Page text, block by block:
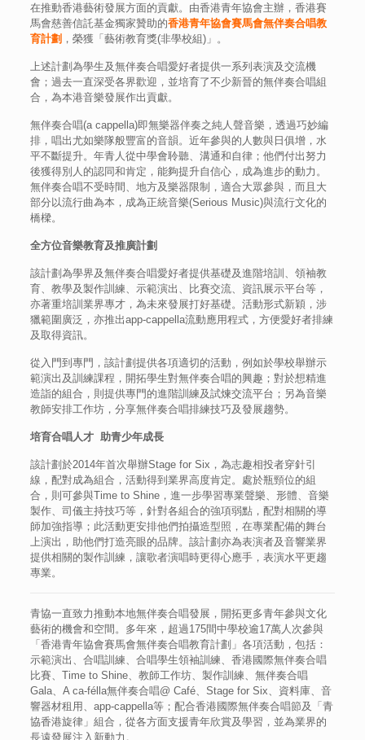
在推動香港藝術發展方面的貢獻。由香港青年協會主辦，香港賽
馬會慈善信託基金獨家贊助的香港青年協會賽馬會無伴奏合唱教
育計劃 ，榮獲「藝術教育獎(非學校組)」。
上述計劃為學生及無伴奏合唱愛好者提供一系列表演及交流機
會；過去一直深受各界歡迎，並培育了不少新晉的無伴奏合唱組
合，為本港音樂發展作出貢獻。
無伴奏合唱(a cappella)即無樂器伴奏之純人聲音樂，透過巧妙編
排，唱出尤如樂隊般豐富的音韻。近年參與的人數與日俱增，水
平不斷提升。年青人從中學會聆聽、溝通和自律；他們付出努力
後獲得別人的認同和肯定，能夠提升自信心，成為進步的動力。
無伴奏合唱不受時間、地方及樂器限制，適合大眾參與，而且大
部分以流行曲為本，成為正統音樂(Serious Music)與流行文化的
橋樑。
全方位音樂教育及推廣計劃
該計劃為學界及無伴奏合唱愛好者提供基礎及進階培訓、領袖教
育、教學及製作訓練、示範演出、比賽交流、資訊展示平台等，
亦著重培訓業界專才，為未來發展打好基礎。活動形式新穎，涉
獵範圍廣泛，亦推出app-cappella流動應用程式，方便愛好者排練
及取得資訊。
從入門到專門，該計劃提供各項適切的活動，例如於學校舉辦示
範演出及訓練課程，開拓學生對無伴奏合唱的興趣；對於想精進
造詣的組合，則提供專門的進階訓練及試煉交流平台；另為音樂
教師安排工作坊，分享無伴奏合唱排練技巧及發展趨勢。
培育合唱人才 助青少年成長
該計劃於2014年首次舉辦Stage for Six，為志趣相投者穿針引
線，配對成為組合，活動得到業界高度肯定。處於瓶頸位的組
合，則可參與Time to Shine，進一步學習專業聲樂、形體、音樂
製作、司儀主持技巧等，針對各組合的強項弱點，配對相關的導
師加強指導；此活動更安排他們拍攝造型照，在專業配備的舞台
上演出，助他們打造亮眼的品牌。該計劃亦為表演者及音響業界
提供相關的製作訓練，讓歌者演唱時更得心應手，表演水平更趨
專業。
青協一直致力推動本地無伴奏合唱發展，開拓更多青年參與文化
藝術的機會和空間。多年來，超過175間中學校逾17萬人次參與
「香港青年協會賽馬會無伴奏合唱教育計劃」各項活動，包括：
示範演出、合唱訓練、合唱學生領袖訓練、香港國際無伴奏合唱
比賽、Time to Shine、教師工作坊、製作訓練、無伴奏合唱
Gala、A ca-félla無伴奏合唱@ Café、Stage for Six、資料庫、音
響器材租用、app-cappella等；配合香港國際無伴奏合唱節及「青
協香港旋律」組合，從各方面支援青年欣賞及學習，並為業界的
長遠發展注入新動力。